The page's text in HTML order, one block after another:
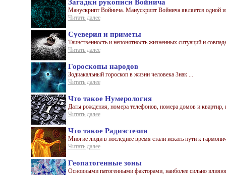
Загадки рукописи Войнича
Манускрипт Войнича. Манускрипт Войнича является одной
Читать далее
Суеверия и приметы
Таинственность и непонятность жизненных ситуаций и
Читать далее
Гороскопы народов
Зодиакальный гороскоп в жизни человека Знак ...
Читать далее
Что такое Нумерология
Даты рождения, номера телефонов, номера домов и квартир,
Читать далее
Что такое Радиэстезия
Многие люди в последнее время стали искать пути к
Читать далее
Геопатогенные зоны
Основными патогенными факторами, наиболее сильно